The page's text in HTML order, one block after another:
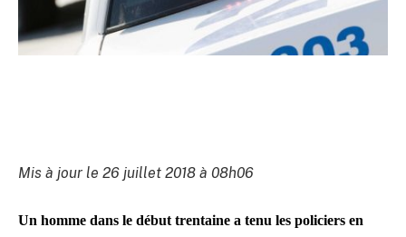
Mis à jour le 26 juillet 2018 à 08h06
Un homme dans le début trentaine a tenu les policiers en